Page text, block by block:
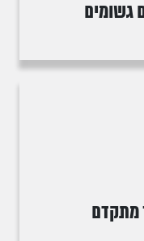
מתקדם